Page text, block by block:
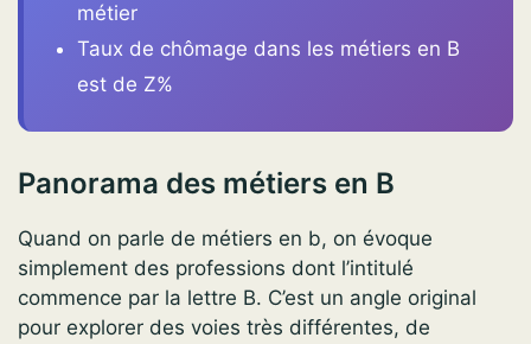
métier
Taux de chômage dans les métiers en B
est de Z%
Panorama des métiers en B
Quand on parle de métiers en b, on évoque
simplement des professions dont l’intitulé
commence par la lettre B. C’est un angle original
pour explorer des voies très différentes, de